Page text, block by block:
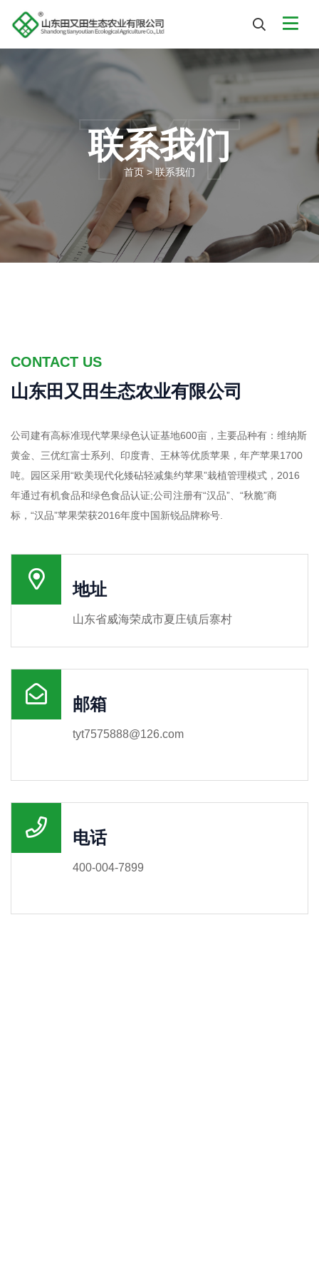
联系我们
首页>联系我们
TYT
CONTACT US
山东田又田生态农业有限公司
公司建有高标准现代苹果绿色认证基地600亩，主要品种有：维纳斯
黄金、三优红富士系列、印度青、王林等优质苹果，年产苹果1700
吨。园区采用“欧美现代化矮砧轻减集约苹果”栽植管理模式，2016
年通过有机食品和绿色食品认证;公司注册有“汉品”、“秋脆”商
标，“汉品”苹果荣获2016年度中国新锐品牌称号.
地址
山东省威海荣成市夏庄镇后寨村
邮箱
tyt7575888@126.com
电话
400-004-7899